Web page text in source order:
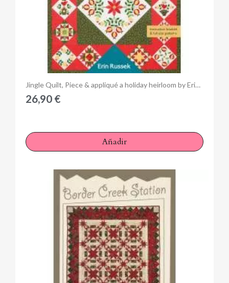
Anteprima Jingle Quilt, Piece & appliqué a holiday heirloom by Erin Russek
26,90 €
Añadir